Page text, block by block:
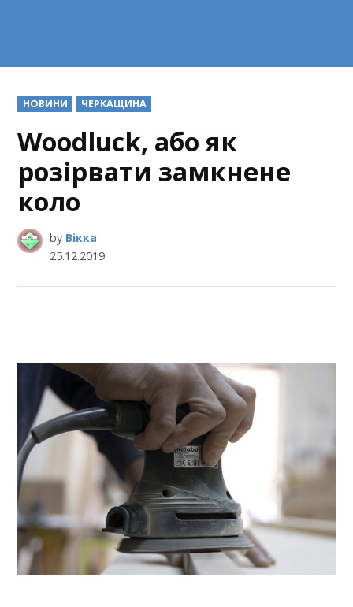
POSTED
IN
НОВИНИ ЧЕРКАЩИНА
Woodluck, або як
розірвати замкнене
коло
by Вікка
25.12.2019